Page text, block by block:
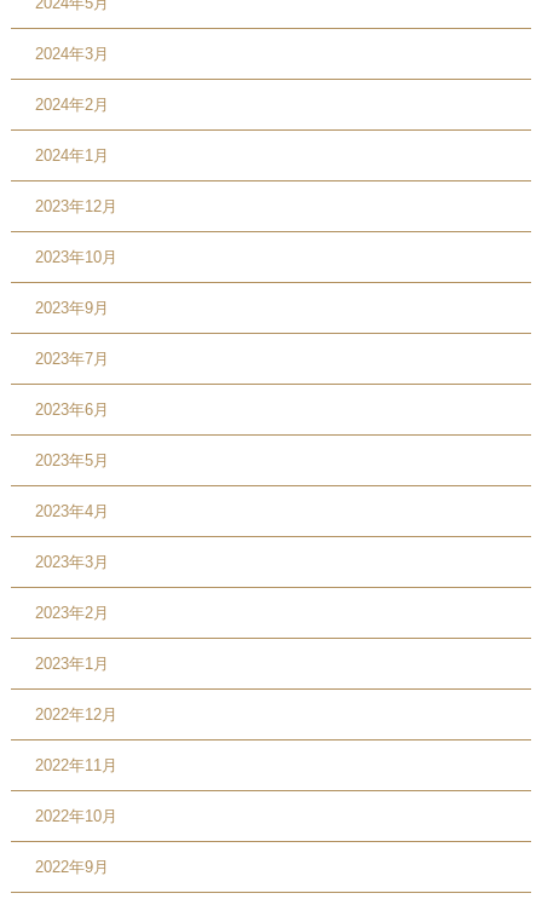
2024年3月
2024年2月
2024年1月
2023年12月
2023年10月
2023年9月
2023年7月
2023年6月
2023年5月
2023年4月
2023年3月
2023年2月
2023年1月
2022年12月
2022年11月
2022年10月
2022年9月